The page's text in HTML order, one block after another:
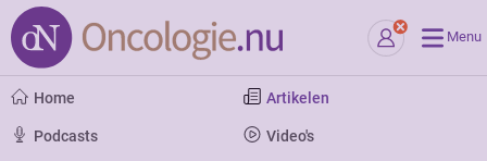
Menu
Home Artikelen
Podcasts Video's